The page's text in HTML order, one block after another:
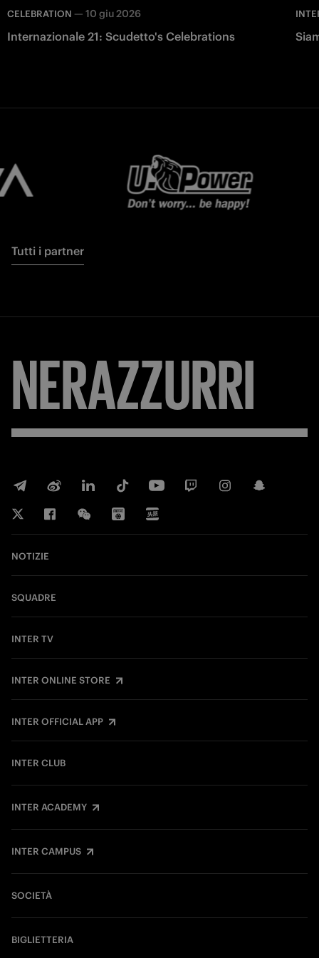
CELEBRATION — 10 giu 2026
Internazionale 21: Scudetto's Celebrations
Tutti i partner
NERAZZURRI
NOTIZIE
SQUADRE
INTER TV
INTER ONLINE STORE
INTER OFFICIAL APP
INTER CLUB
INTER ACADEMY
INTER CAMPUS
SOCIETÀ
BIGLIETTERIA